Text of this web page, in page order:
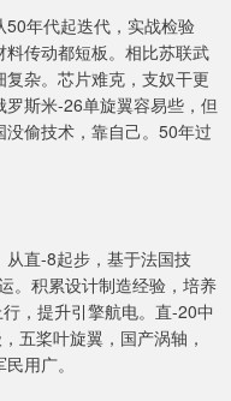
年代起迭代，实战检验
传动都短板。相比苏联武
杂。芯片难克，支奴干更
斯米-26单旋翼容易些，但
偷技术，靠自己。50年过
直-8起步，基于法国技
。积累设计制造经验，培养
，提升引擎航电。直-20中
五桨叶旋翼，国产涡轴，
用广。